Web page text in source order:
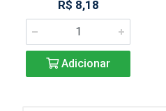
R$ 8,18
Adicionar